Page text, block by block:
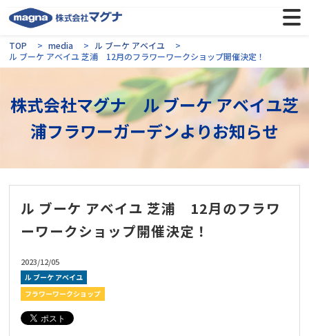
TOP media
ル ブーケ アベイユ
ル ブーケ アベイユ 芝浦 12月のフラワーワークショップ開催決定！
株式会社マグナ ル ブーケ アベイユ芝
浦フラワーガーデンよりお知らせ
ル ブーケ アベイユ 芝浦 12月のフラワ
ーワークショップ開催決定！
2023/12/05
ル ブーケ アベイユ
フラワーワークショップ